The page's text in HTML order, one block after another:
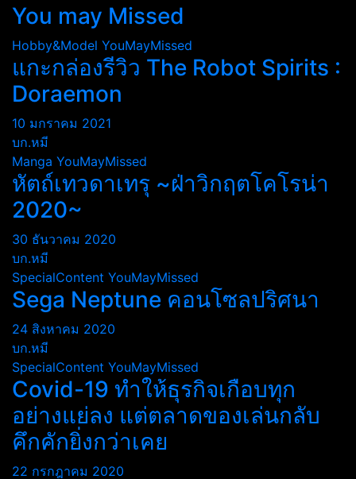
You may Missed
Hobby&Model YouMayMissed
แกะกล่องรีวิว The Robot Spirits :
Doraemon
10 มกราคม 2021
บก.หมี
Manga YouMayMissed
หัตถ์เทวดาเทรุ ~ฝ่าวิกฤตโคโรน่า
2020~
30 ธันวาคม 2020
บก.หมี
SpecialContent YouMayMissed
Sega Neptune คอนโซลปริศนา
24 สิงหาคม 2020
บก.หมี
SpecialContent YouMayMissed
Covid-19 ทำให้ธุรกิจเกือบทุก
อย่างแย่ลง แต่ตลาดของเล่นกลับ
คึกคักยิ่งกว่าเคย
22 กรกฎาคม 2020